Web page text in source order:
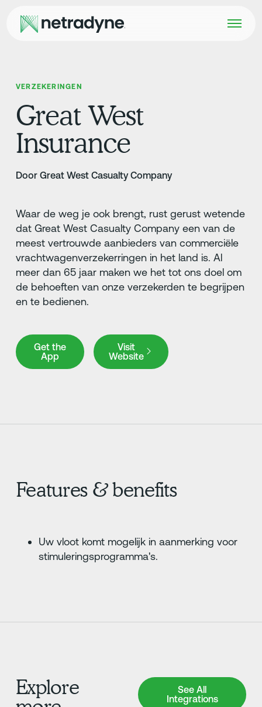
VERZEKERINGEN
Great West
Insurance
Door Great West Casualty Company
Waar de weg je ook brengt, rust gerust wetende
dat Great West Casualty Company een van de
meest vertrouwde aanbieders van commerciële
vrachtwagenverzekerringen in het land is. Al
meer dan 65 jaar maken we het tot ons doel om
de behoeften van onze verzekerden te begrijpen
en te bedienen.
Get the
App
Get the App
Visit
Website
Visit Website
Features & benefits
Uw vloot komt mogelijk in aanmerking voor
stimuleringsprogramma's.
Explore
See All
Integrations
See All Integrations